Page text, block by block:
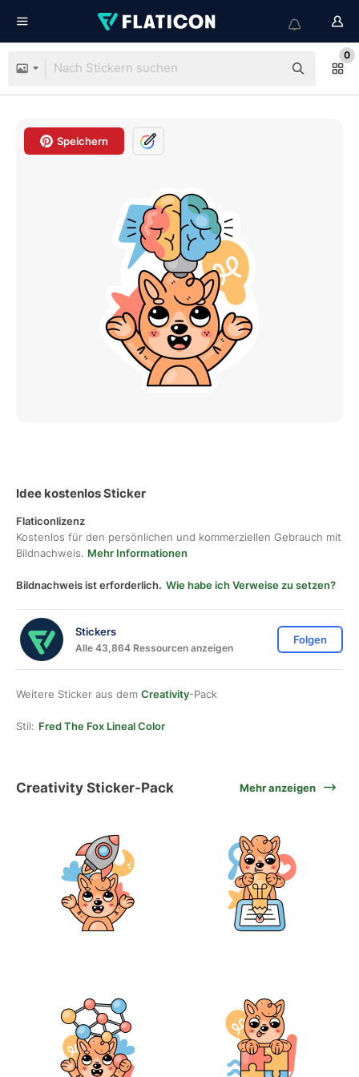
0
Speichern
Idee kostenlos Sticker
Flaticonlizenz
Kostenlos für den persönlichen und kommerziellen Gebrauch mit
Bildnachweis. Mehr Informationen
Bildnachweis ist erforderlich. Wie habe ich Verweise zu setzen?
Stickers
Alle 43,864 Ressourcen anzeigen
Folgen
Weitere Sticker aus dem Creativity-Pack
Stil: Fred The Fox Lineal Color
Creativity Sticker-Pack Mehr anzeigen